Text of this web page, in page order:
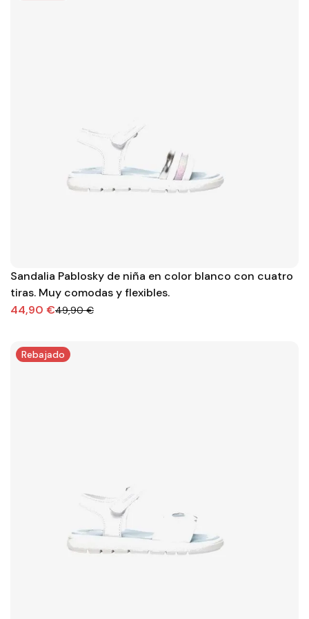
Sandalia Pablosky de niña en color blanco con cuatro
tiras. Muy comodas y flexibles.
44,90 €49,90 €
Rebajado